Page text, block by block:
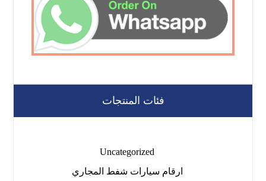
فئات المنتجات
Uncategorized
ارقام سيارات شفط المجاري